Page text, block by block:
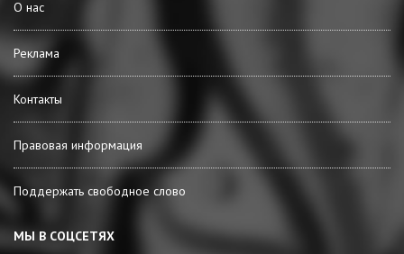
О нас
Реклама
Контакты
Правовая информация
Поддержать свободное слово
МЫ В СОЦСЕТЯХ